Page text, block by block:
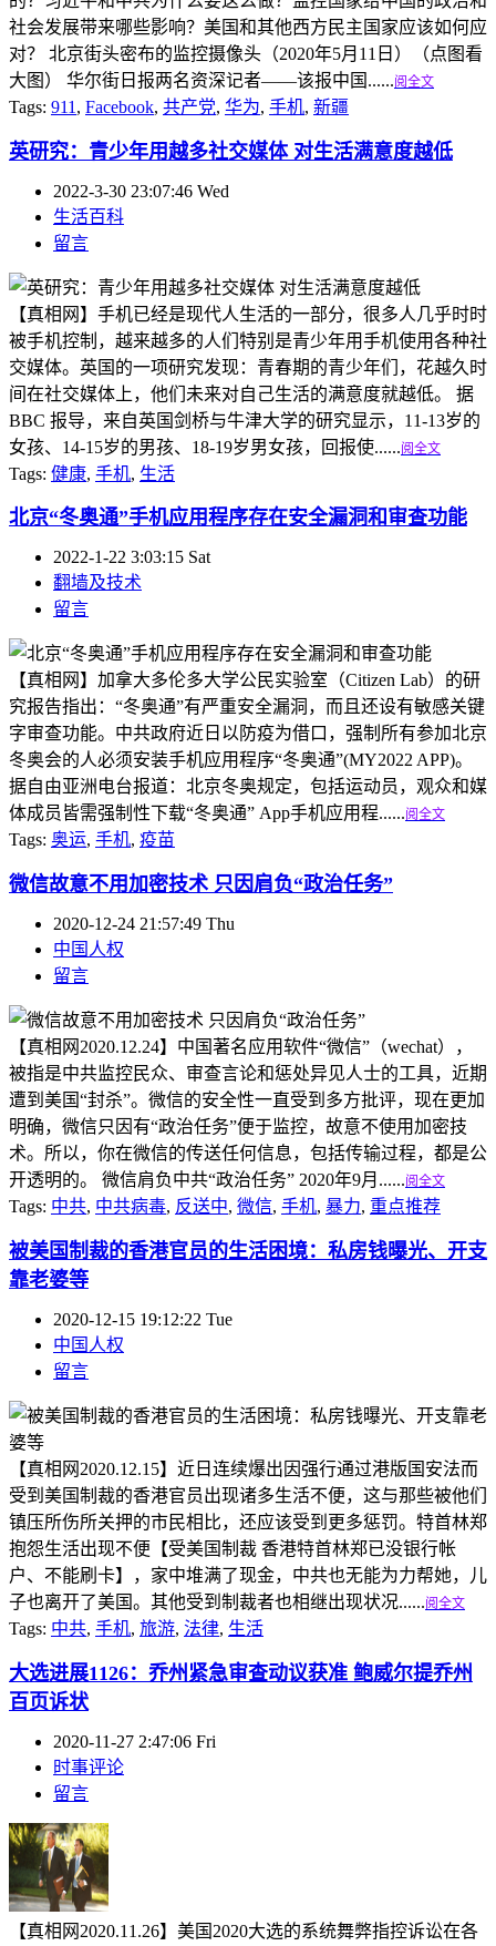
社会发展带来哪些影响？美国和其他西方民主国家应该如何应
对？ 北京街头密布的监控摄像头（2020年5月11日）（点图看
大图） 华尔街日报两名资深记者——该报中国......阅全文
Tags: 911 , Facebook, 共产党, 华为, 手机, 新疆
英研究：青少年用越多社交媒体 对生活满意度越低
2022-3-30 23:07:46 Wed
生活百科
留言
【真相网】手机已经是现代人生活的一部分，很多人几乎时时
被手机控制，越来越多的人们特别是青少年用手机使用各种社
交媒体。英国的一项研究发现：青春期的青少年们，花越久时
间在社交媒体上，他们未来对自己生活的满意度就越低。 据
BBC 报导，来自英国剑桥与牛津大学的研究显示，11-13岁的
女孩、14-15岁的男孩、18-19岁男女孩，回报使......阅全文
Tags: 健康, 手机, 生活
北京“冬奥通”手机应用程序存在安全漏洞和审查功能
2022-1-22 3:03:15 Sat
翻墙及技术
留言
【真相网】加拿大多伦多大学公民实验室（Citizen Lab）的研
究报告指出：“冬奥通”有严重安全漏洞，而且还设有敏感关键
字审查功能。中共政府近日以防疫为借口，强制所有参加北京
冬奥会的人必须安装手机应用程序“冬奥通”(MY2022 APP)。
据自由亚洲电台报道：北京冬奥规定，包括运动员，观众和媒
体成员皆需强制性下载“冬奥通” App手机应用程......阅全文
Tags: 奥运, 手机, 疫苗
微信故意不用加密技术 只因肩负“政治任务”
2020-12-24 21:57:49 Thu
中国人权
留言
【真相网2020.12.24】中国著名应用软件“微信”（wechat），
被指是中共监控民众、审查言论和惩处异见人士的工具，近期
遭到美国“封杀”。微信的安全性一直受到多方批评，现在更加
明确，微信只因有“政治任务”便于监控，故意不使用加密技
术。所以，你在微信的传送任何信息，包括传输过程，都是公
开透明的。 微信肩负中共“政治任务” 2020年9月......阅全文
Tags: 中共, 中共病毒, 反送中, 微信, 手机, 暴力, 重点推荐
被美国制裁的香港官员的生活困境：私房钱曝光、开支
靠老婆等
2020-12-15 19:12:22 Tue
中国人权
留言
【真相网2020.12.15】近日连续爆出因强行通过港版国安法而
受到美国制裁的香港官员出现诸多生活不便，这与那些被他们
镇压所伤所关押的市民相比，还应该受到更多惩罚。特首林郑
抱怨生活出现不便【受美国制裁 香港特首林郑已没银行帐
户、不能刷卡】，家中堆满了现金，中共也无能为力帮她，儿
子也离开了美国。其他受到制裁者也相继出现状况......阅全文
Tags: 中共, 手机, 旅游, 法律, 生活
大选进展1126：乔州紧急审查动议获准 鲍威尔提乔州
百页诉状
2020-11-27 2:47:06 Fri
时事评论
留言
【真相网2020.11.26】美国2020大选的系统舞弊指控诉讼在各